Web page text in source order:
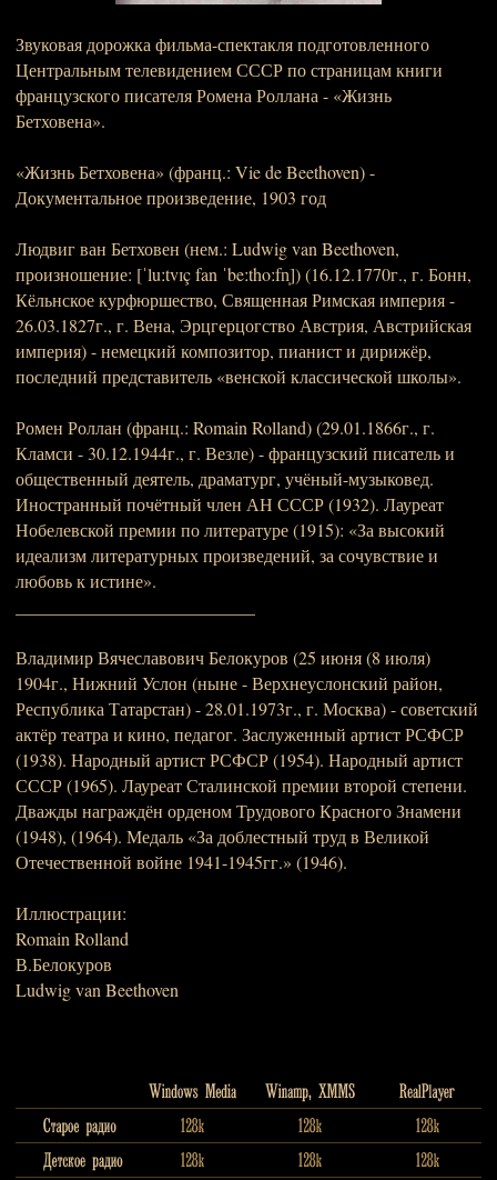
Звуковая дорожка фильма-спектакля подготовленного
Центральным телевидением СССР по страницам книги
французского писателя Ромена Роллана - «Жизнь
Бетховена».
«Жизнь Бетховена» (франц.: Vie de Beethoven) -
Документальное произведение, 1903 год
Людвиг ван Бетховен (нем.: Ludwig van Beethoven,
произношение: [ˈluːtvɪç fan ˈbeːthoːfn̩]) (16.12.1770г., г. Бонн,
Кёльнское курфюршество, Священная Римская империя -
26.03.1827г., г. Вена, Эрцгерцогство Австрия, Австрийская
империя) - немецкий композитор, пианист и дирижёр,
последний представитель «венской классической школы».
Ромен Роллан (франц.: Romain Rolland) (29.01.1866г., г.
Кламси - 30.12.1944г., г. Везле) - французский писатель и
общественный деятель, драматург, учёный-музыковед.
Иностранный почётный член АН СССР (1932). Лауреат
Нобелевской премии по литературе (1915): «За высокий
идеализм литературных произведений, за сочувствие и
любовь к истине».
Владимир Вячеславович Белокуров (25 июня (8 июля)
1904г., Нижний Услон (ныне - Верхнеуслонский район,
Республика Татарстан) - 28.01.1973г., г. Москва) - советский
актёр театра и кино, педагог. Заслуженный артист РСФСР
(1938). Народный артист РСФСР (1954). Народный артист
СССР (1965). Лауреат Сталинской премии второй степени.
Дважды награждён орденом Трудового Красного Знамени
(1948), (1964). Медаль «За доблестный труд в Великой
Отечественной войне 1941-1945гг.» (1946).
Иллюстрации:
Romain Rolland
В.Белокуров
Ludwig van Beethoven